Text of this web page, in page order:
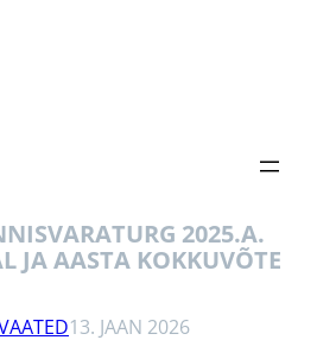
2025.A.
JA AASTA KOKKUVÕTE
13. JAAN 2026